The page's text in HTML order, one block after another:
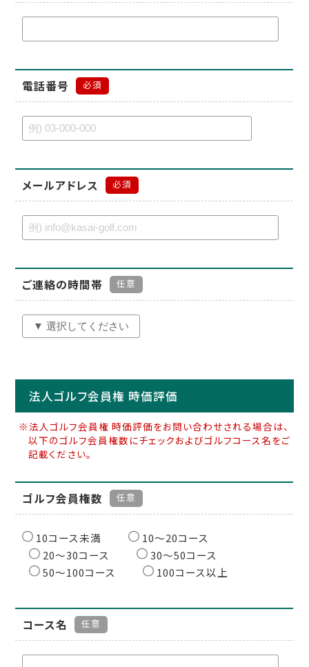
電話番号 必須
メールアドレス 必須
ご連絡の時間帯 任意
法人ゴルフ会員権 時価評価
※法人ゴルフ会員権 時価評価をお問い合わせされる場合は、
以下のゴルフ会員権数にチェックおよびゴルフコース名をご
記載ください。
ゴルフ会員権数 任意
10コース未満
10〜20コース
20〜30コース
30〜50コース
50〜100コース
100コース以上
コース名 任意